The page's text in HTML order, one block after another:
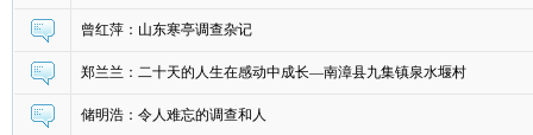
曾红萍：山东寒亭调查杂记
郑兰兰：二十天的人生在感动中成长—南漳县九集镇泉水堰村
储明浩：令人难忘的调查和人